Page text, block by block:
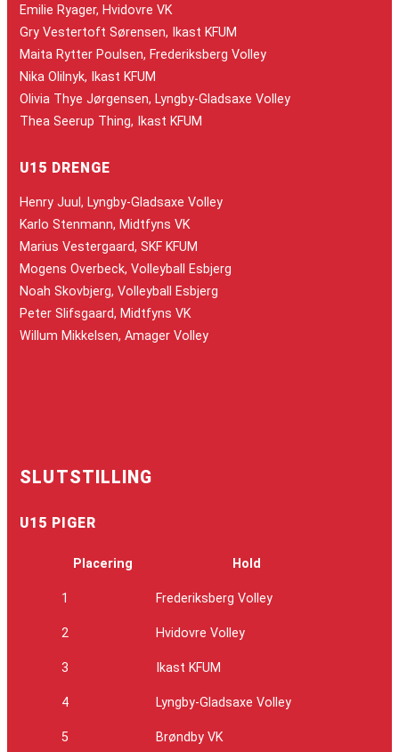
Emilie Ryager, Hvidovre VK
Gry Vestertoft Sørensen, Ikast KFUM
Maita Rytter Poulsen, Frederiksberg Volley
Nika Olilnyk, Ikast KFUM
Olivia Thye Jørgensen, Lyngby-Gladsaxe Volley
Thea Seerup Thing, Ikast KFUM
U15 DRENGE
Henry Juul, Lyngby-Gladsaxe Volley
Karlo Stenmann, Midtfyns VK
Marius Vestergaard, SKF KFUM
Mogens Overbeck, Volleyball Esbjerg
Noah Skovbjerg, Volleyball Esbjerg
Peter Slifsgaard, Midtfyns VK
Willum Mikkelsen, Amager Volley
SLUTSTILLING
U15 PIGER
Placering Hold
1 Frederiksberg Volley
2 Hvidovre Volley
3 Ikast KFUM
4 Lyngby-Gladsaxe Volley
5 Brøndby VK